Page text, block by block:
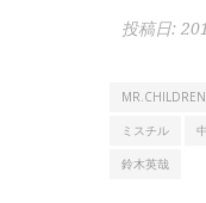
投稿日:
MR.CHILDREN
ミスチル
鈴木英哉